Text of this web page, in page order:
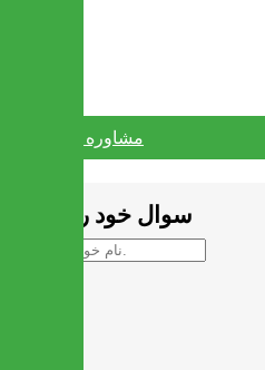
مشاوره واتس آپ
سوال خود را بپرسید